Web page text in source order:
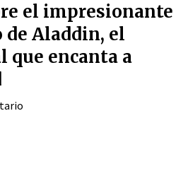
el impresionante
de Aladdin, el
que encanta a